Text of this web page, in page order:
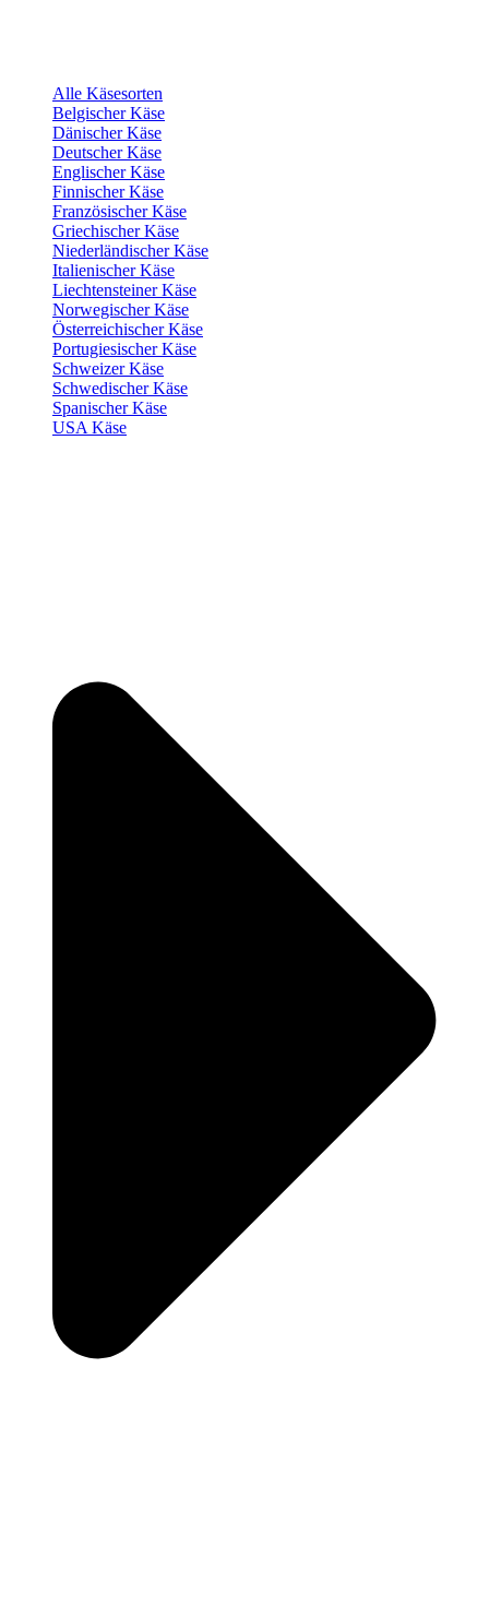
Alle Käsesorten
Belgischer Käse
Dänischer Käse
Deutscher Käse
Englischer Käse
Finnischer Käse
Französischer Käse
Griechischer Käse
Niederländischer Käse
Italienischer Käse
Liechtensteiner Käse
Norwegischer Käse
Österreichischer Käse
Portugiesischer Käse
Schweizer Käse
Schwedischer Käse
Spanischer Käse
USA Käse